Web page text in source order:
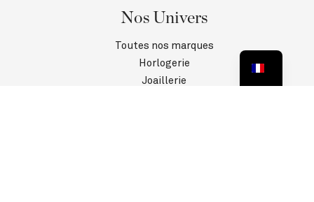
Nos Univers
Toutes nos marques
Horlogerie
Joaillerie